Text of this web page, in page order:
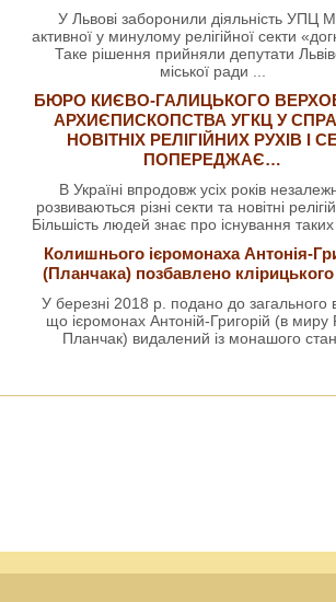
У Львові заборонили діяльність УПЦ
активної у минулому релігійної секти
Таке рішення прийняли депутати
міської ради
БЮРО КИЄВО-ГАЛИЦЬКОГО
АРХИЄПИСКОПСТВА УГКЦ У
НОВІТНІХ РЕЛІГІЙНИХ РУХІВ І
ПОПЕРЕДЖАЄ…
В Україні впродовж усіх років
розвиваються різні секти та новітні
Більшість людей знає про існування
Колишнього ієромонаха Антонія-
(Планчака) позбавлено клірицького
У березні 2018 р. подано до загального
що ієромонах Антоній-Григорій (в миру
Планчак) видалений із монашого